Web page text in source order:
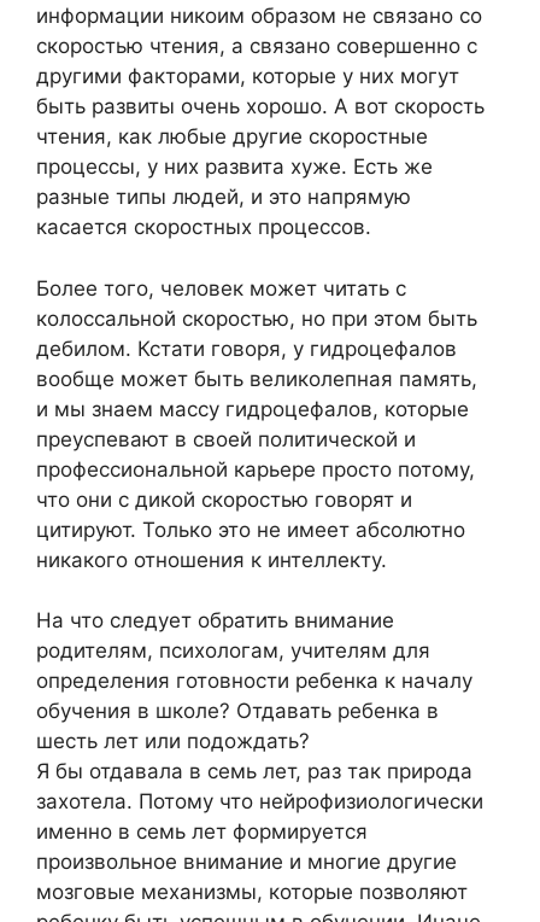
информации никоим образом не связано со
скоростью чтения, а связано совершенно с
другими факторами, которые у них могут
быть развиты очень хорошо. А вот скорость
чтения, как любые другие скоростные
процессы, у них развита хуже. Есть же
разные типы людей, и это напрямую
касается скоростных процессов.
Более того, человек может читать с
колоссальной скоростью, но при этом быть
дебилом. Кстати говоря, у гидроцефалов
вообще может быть великолепная память,
и мы знаем массу гидроцефалов, которые
преуспевают в своей политической и
профессиональной карьере просто потому,
что они с дикой скоростью говорят и
цитируют. Только это не имеет абсолютно
никакого отношения к интеллекту.
На что следует обратить внимание
родителям, психологам, учителям для
определения готовности ребенка к началу
обучения в школе? Отдавать ребенка в
шесть лет или подождать?
Я бы отдавала в семь лет, раз так природа
захотела. Потому что нейрофизиологически
именно в семь лет формируется
произвольное внимание и многие другие
мозговые механизмы, которые позволяют